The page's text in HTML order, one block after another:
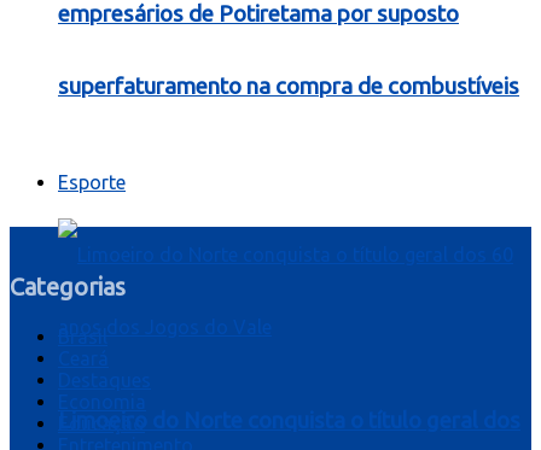
empresários de Potiretama por suposto
superfaturamento na compra de combustíveis
Esporte
Categorias